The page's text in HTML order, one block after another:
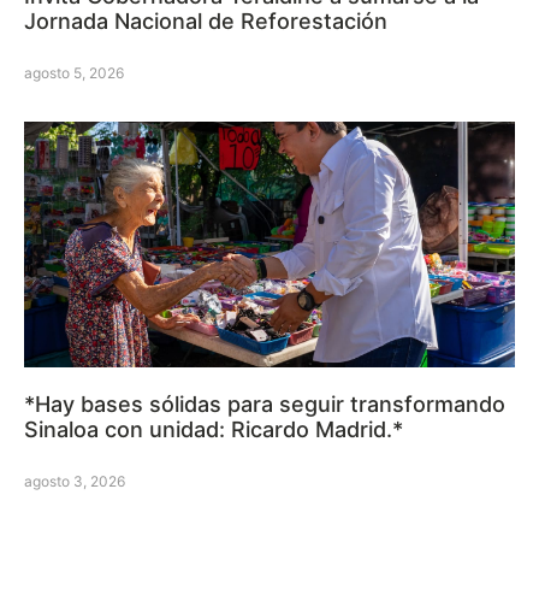
Jornada Nacional de Reforestación
agosto 5, 2026
*Hay bases sólidas para seguir transformando
Sinaloa con unidad: Ricardo Madrid.*
agosto 3, 2026